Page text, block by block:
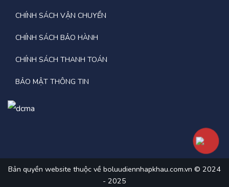
– Nhiệt độ hoạt động:0-40℃
– Chế độ AC:Ánh sáng xanh
– Chế độ ắc quy:Nhấp nháy màu xanh
7.Vật lý
– Kích thước D x W x H (mm):
–Môi trường:
: 0-95% (không ngưng tụ)
CHÍNH SÁCH VẬN CHUYỂN
CHÍNH SÁCH BẢO HÀNH
CHÍNH SÁCH THANH TOÁN
BẢO MẬT THÔNG TIN
Bản quyền website thuộc về boluudiennhapkhau.com.vn © 2024
- 2025